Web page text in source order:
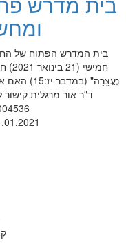
בית המדרש הפתוח של
נֶעֱצָֽרָה"
21.01.2021 בשעה